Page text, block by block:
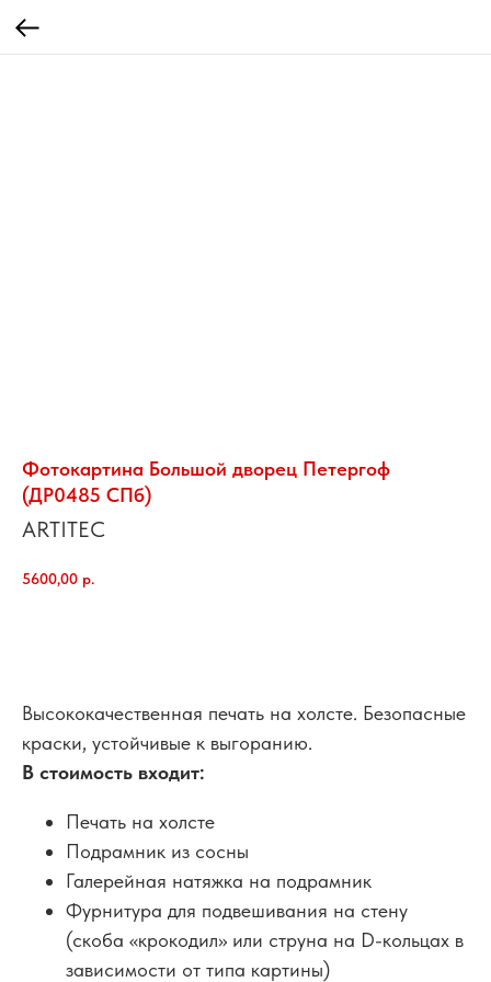
Фотокартина Большой дворец Петергоф
(ДР0485 СПб)
ARTITEC
5600,00 р.
Высококачественная печать на холсте. Безопасные
краски, устойчивые к выгоранию.
В стоимость входит:
Печать на холсте
Подрамник из сосны
Галерейная натяжка на подрамник
Фурнитура для подвешивания на стену
(скоба «крокодил» или струна на D-кольцах в
зависимости от типа картины)